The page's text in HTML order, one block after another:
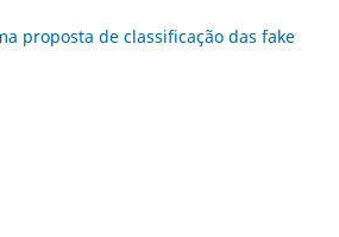
proposta de classificação das fake